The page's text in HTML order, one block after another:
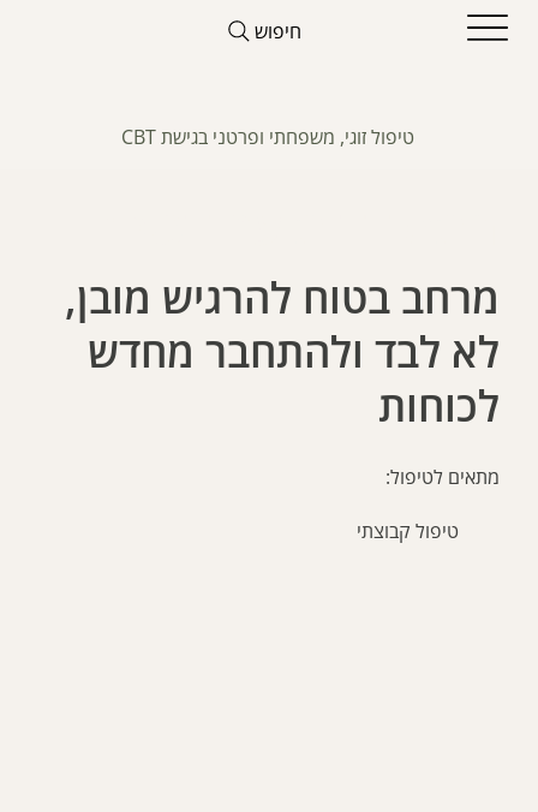
חיפוש
טיפול זוגי, משפחתי ופרטני בגישת CBT
מרחב בטוח להרגיש מובן,
לא לבד ולהתחבר מחדש
לכוחות
מתאים לטיפול:
טיפול קבוצתי